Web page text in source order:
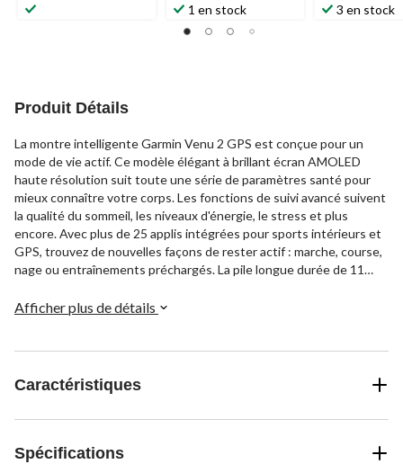
1 en stock 3 en stock
Produit Détails
La montre intelligente Garmin Venu 2 GPS est conçue pour un
mode de vie actif. Ce modèle élégant à brillant écran AMOLED
haute résolution suit toute une série de paramètres santé pour
mieux connaître votre corps. Les fonctions de suivi avancé suivent
la qualité du sommeil, les niveaux d'énergie, le stress et plus
encore. Avec plus de 25 applis intégrées pour sports intérieurs et
GPS, trouvez de nouvelles façons de rester actif : marche, course,
nage ou entraînements préchargés. La pile longue durée de 11
pendant plus de 1 semaine sans recharge, même avec la musique
Afficher plus de détails
Caractéristiques
Spécifications